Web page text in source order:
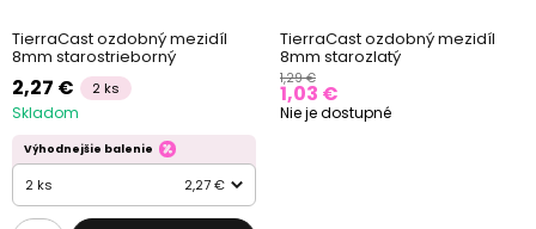
TierraCast ozdobný mezidíl
8mm starostrieborný
2,27 € 2 ks
Skladom
Výhodnejšie balenie
2 ks 2,27 €
TierraCast ozdobný mezidíl
8mm starozlatý
1,29 €
1,03 €
Nie je dostupné